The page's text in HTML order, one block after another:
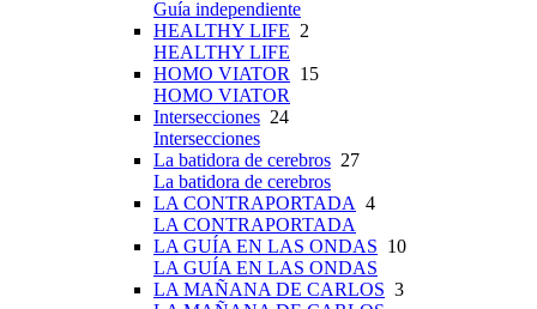
Guía independiente
HEALTHY LIFE 2
HEALTHY LIFE
HOMO VIATOR
15
HOMO VIATOR
Intersecciones 24
Intersecciones
La batidora de cerebros 27
La batidora de cerebros
LA CONTRAPORTADA 4
LA CONTRAPORTADA
LA GUÍA EN LAS ONDAS 10
LA GUÍA EN LAS ONDAS
LA MAÑANA DE CARLOS 3